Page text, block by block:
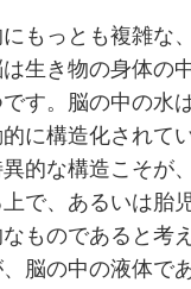
もっとも複雑な
生き物の身体の
す。脳の中の水
に構造化されて
的な構造こそが
で、あるいは胎
ものであると考
脳の中の液体で